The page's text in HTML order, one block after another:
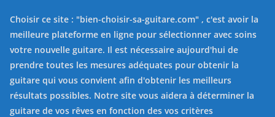
Choisir ce site : "bien-choisir-sa-guitare.com" , c'est avoir la
meilleure plateforme en ligne pour sélectionner avec soins
votre nouvelle guitare. Il est nécessaire aujourd'hui de
prendre toutes les mesures adéquates pour obtenir la
guitare qui vous convient afin d'obtenir les meilleurs
résultats possibles. Notre site vous aidera à déterminer la
guitare de vos rêves en fonction des vos critères